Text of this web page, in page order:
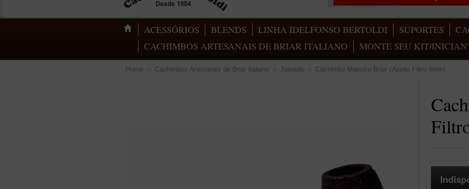
ACESSÓRIOS BLENDS LINHA IDELFONSO BERTOLDI SUPORTES
CACHIMBOS ARTESANAIS DE BRIAR ITALIANO
MONTE SEU KIT/
Home Cachimbos Artesanais de Briar Italiano Jateado Cachimbo Maestro Briar (Aceita Filtro 9mm)